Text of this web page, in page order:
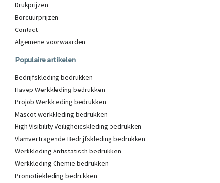
Drukprijzen
Borduurprijzen
Contact
Algemene voorwaarden
Populaire artikelen
Bedrijfskleding bedrukken
Havep Werkkleding bedrukken
Projob Werkkleding bedrukken
Mascot werkkleding bedrukken
High Visibility Veiligheidskleding bedrukken
Vlamvertragende Bedrijfskleding bedrukken
Werkkleding Antistatisch bedrukken
Werkkleding Chemie bedrukken
Promotiekleding bedrukken